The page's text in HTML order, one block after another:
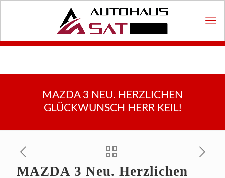
MAZDA 3 NEU. HERZLICHEN
GLÜCKWUNSCH HERR KEIL!
MAZDA 3 Neu. Herzlichen